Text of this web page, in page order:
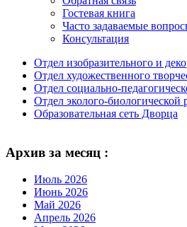
Гостевая книга
Часто задаваемые
Консультация
Отдел изобразительного и
Отдел художественного
Отдел социально-
Отдел эколого-биологической
Образовательная сеть Дворца
Архив за месяц :
Июль 2026
Июнь 2026
Май 2026
Апрель 2026